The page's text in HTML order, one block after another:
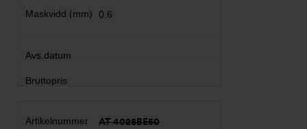
0.6
AT 4028BE50